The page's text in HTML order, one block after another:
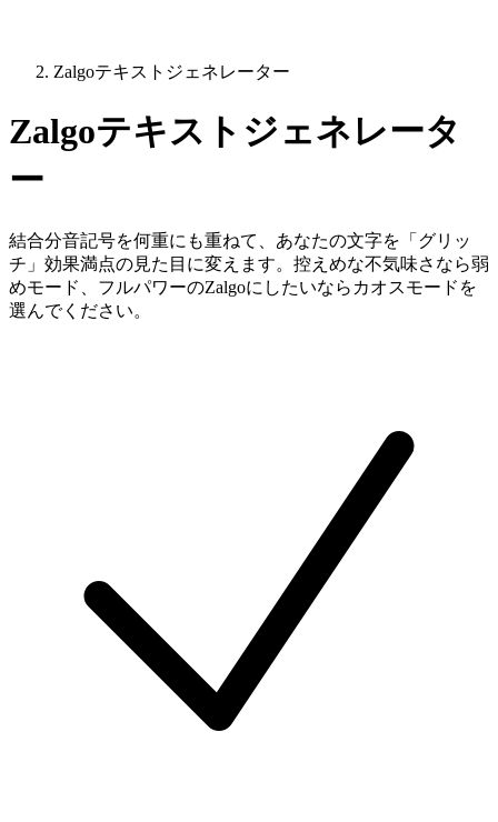
Zalgoテキストジェネレーター
Zalgoテキストジェネレータ
ー
結合分音記号を何重にも重ねて、あなたの文字を「グリッ
チ」効果満点の見た目に変えます。控えめな不気味さなら弱
めモード、フルパワーのZalgoにしたいならカオスモードを
選んでください。